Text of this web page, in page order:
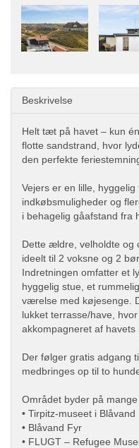
Beskrivelse
Helt tæt på havet – kun
flotte sandstrand, hvor
den perfekte
Vejers er en lille,
indkøbsmuligheder og
i behagelig gåafstand fra
Dette ældre, velholdte og
ideelt til 2 voksne og 2
Indretningen omfatter et
hyggelig stue, et
værelse med køjesenge.
lukket terrasse/have,
akkompagneret af havets
Der følger gratis adgang
medbringes op til to
Området byder på
• Tirpitz-museet i Blåvand
• Blåvand Fyr
• FLUGT – Refugee